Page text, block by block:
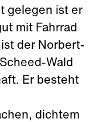
gelegen ist er
mit Fahrrad
der Norbert-
Wald
Er besteht
dichtem